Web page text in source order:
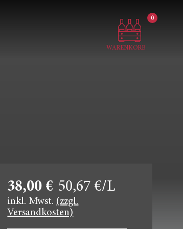
0
WARENKORB
38,00 € 50,67 €/L
inkl. Mwst. (zzgl.
Versandkosten)